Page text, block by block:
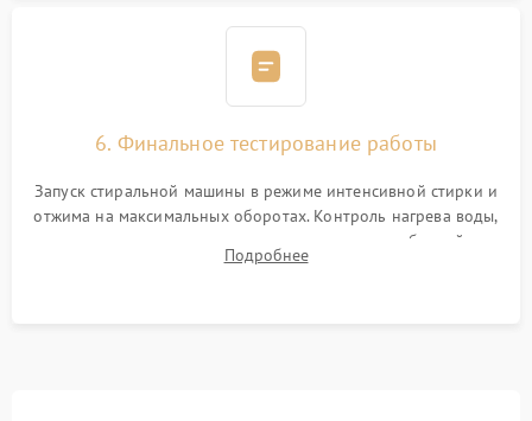
6. Финальное тестирование работы
Запуск стиральной машины в режиме интенсивной стирки и
отжима на максимальных оборотах. Контроль нагрева воды,
корректности слива, отсутствия излишних вибраций,
посторонних стуков и протечек под корпусом.
Подробнее